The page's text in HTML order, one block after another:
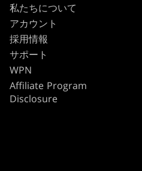
私たちについて
アカウント
採用情報
サポート
WPN
Affiliate Program
Disclosure